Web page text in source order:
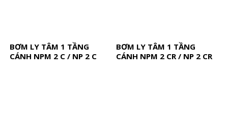
BƠM LY TÂM 1 TẦNG
CÁNH NPM 2 C / NP 2 C
BƠM LY TÂM 1 TẦNG
CÁNH NPM 2 CR / NP 2 CR